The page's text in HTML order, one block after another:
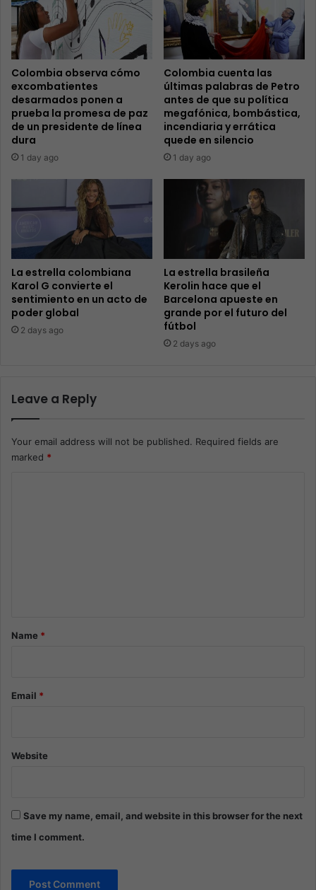
Colombia observa cómo
excombatientes
desarmados ponen a
prueba la promesa de paz
de un presidente de línea
dura
1 day ago
Colombia cuenta las
últimas palabras de Petro
antes de que su política
megafónica, bombástica,
incendiaria y errática
quede en silencio
1 day ago
La estrella colombiana
Karol G convierte el
sentimiento en un acto de
poder global
2 days ago
La estrella brasileña
Kerolin hace que el
Barcelona apueste en
grande por el futuro del
fútbol
2 days ago
Leave a Reply
Your email address will not be published. Required fields are
marked *
*Name *
Email *
Website
Save my name, email, and website in this browser for the next
time I comment.